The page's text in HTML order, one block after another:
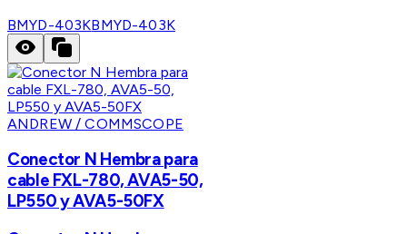
BMYD-403KBMYD-403K
ANDREW / COMMSCOPE
Conector N Hembra para
cable FXL-780, AVA5-50,
LP550 y AVA5-50FX